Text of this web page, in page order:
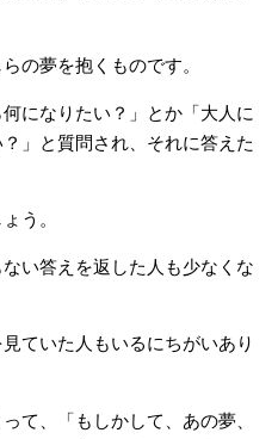
の夢を抱くものです。
になりたい？」とか「大人に
」と質問され、それに答えた
う。
い答えを返した人も少なくな
ていた人もいるにちがいあり
て、「もしかして、あの夢、